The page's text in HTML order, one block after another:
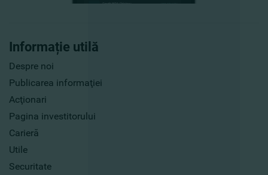
Informație utilă
Despre noi
Publicarea informaţiei
Acţionari
Pagina investitorului
Carieră
Utile
Securitate